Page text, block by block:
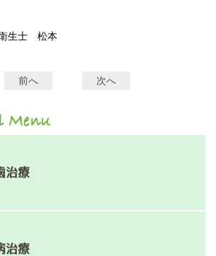
生士 松本
シ
前へ 次へ
治療
治療